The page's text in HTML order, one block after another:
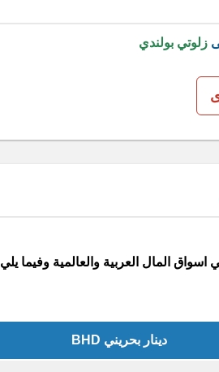
زلوتي بولندي
اسواق المال العربية والعالمية وفيما يلي
دينار بحريني BHD